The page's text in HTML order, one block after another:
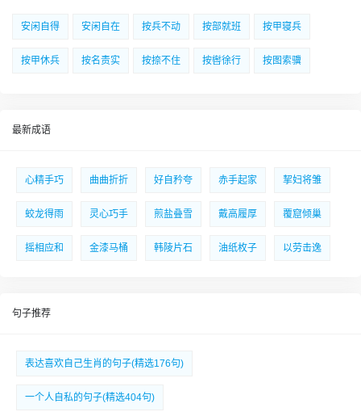
安闲自得 安闲自在 按兵不动 按部就班 按甲寝兵
按甲休兵 按名责实 按捺不住 按辔徐行 按图索骥
最新成语
心精手巧 曲曲折折 好自矜夸 赤手起家 挈妇将雏
蛟龙得雨 灵心巧手 煎盐叠雪 戴高履厚 覆窟倾巢
摇相应和 金漆马桶 韩陵片石 油纸枚子 以劳击逸
句子推荐
表达喜欢自己生肖的句子(精选176句)
一个人自私的句子(精选404句)